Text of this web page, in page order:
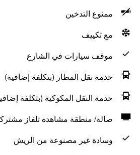
ممنوع التدخين
مع تكييف
موقف سيارات في الشارع
خدمة نقل المطار (بتكلفة إضافية)
خدمة النقل المكوكية (بتكلفة
صالة/ منطقة مشاهدة تلفاز
وسادة غير مصنوعة من الريش